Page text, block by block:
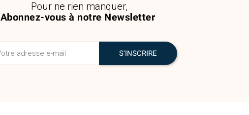
Abonnez-vous à notre Newsletter
Pour ne rien manquer,